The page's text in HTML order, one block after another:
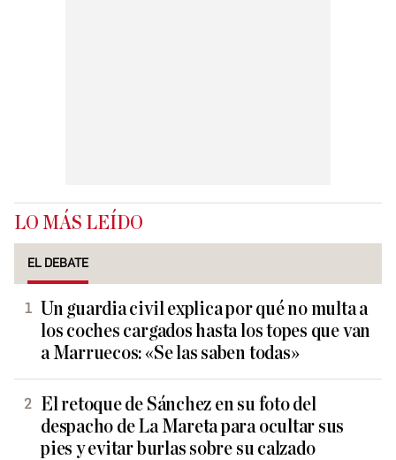
LO MÁS LEÍDO
EL DEBATE
Un guardia civil explica por qué no multa a
los coches cargados hasta los topes que van
a Marruecos: «Se las saben todas»
El retoque de Sánchez en su foto del
despacho de La Mareta para ocultar sus
pies y evitar burlas sobre su calzado